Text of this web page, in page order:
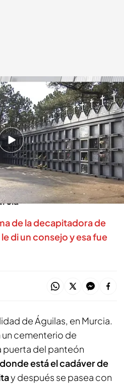
.cuatro.com
tumba de su hermano
cabeza
se ha paseado por las
de la decapitadora de
di un consejo y esa fue
de Águilas, en Murcia.
un cementerio de
puerta del panteón
está el cadáver de
y después se pasea con